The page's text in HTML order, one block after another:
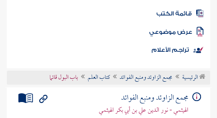
المكتبة
الكتب
موضوعي
تراجم الأعلام
الرئيسية مجمع الزاوئد ومنبع الفوائد كتاب العلم باب البول قائما
مجمع الزاوئد ومنبع الفوائد
الهيثمي - نور الدين علي بن أبي بكر الهيثمي